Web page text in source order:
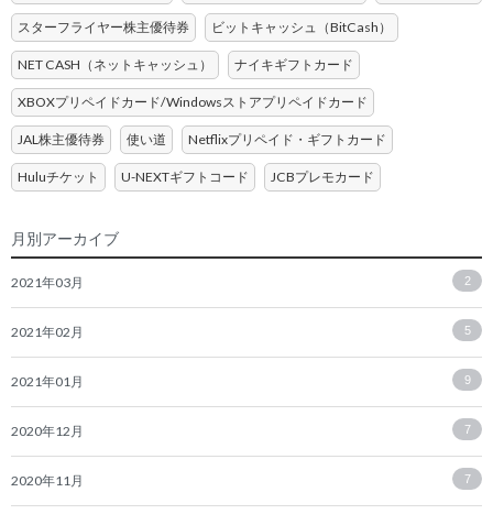
スターフライヤー株主優待券 ビットキャッシュ（BitCash）
NET CASH（ネットキャッシュ） ナイキギフトカード
XBOXプリペイドカード/Windowsストアプリペイドカード
JAL株主優待券 使い道 Netflixプリペイド・ギフトカード
Huluチケット U-NEXTギフトコード JCBプレモカード
月別アーカイブ
2021年03月 2
2021年02月 5
2021年01月 9
2020年12月 7
2020年11月 7